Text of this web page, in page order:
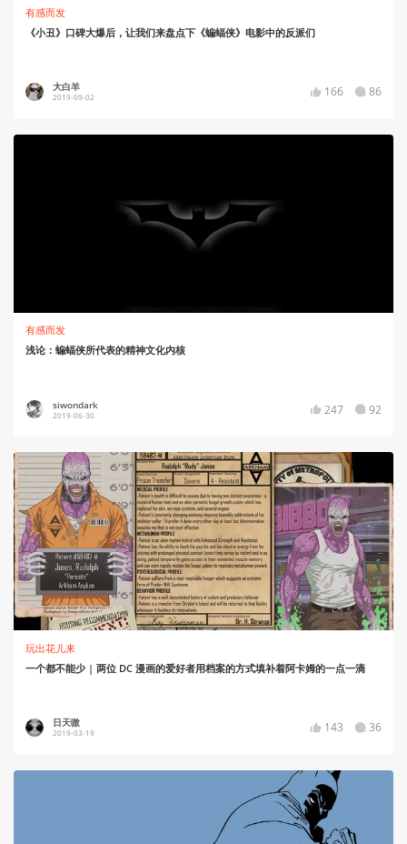
有感而发
《小丑》口碑大爆后，让我们来盘点下《蝙蝠侠》电影中的反派们
大白羊
2019-09-02 166 86
有感而发
浅论：蝙蝠侠所代表的精神文化内核
siwondark
2019-06-30 247 92
玩出花儿来
一个都不能少 | 两位 DC 漫画的爱好者用档案的方式填补着阿卡姆的一点一滴
日天嗷
2019-03-19 143 36